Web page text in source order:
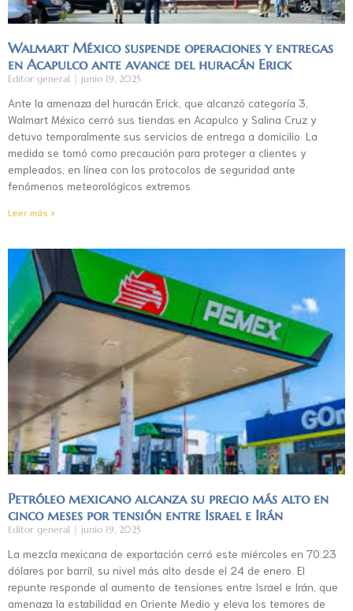
Walmart México suspende operaciones y entregas
en Acapulco ante avance del huracán Erick
Editor general junio 19, 2025
Ante la amenaza del huracán Erick, que alcanzó categoría 3,
Walmart México cerró sus tiendas en Acapulco y Salina Cruz y
detuvo temporalmente sus servicios de entrega a domicilio. La
medida se tomó como precaución para proteger a clientes y
empleados, en línea con los protocolos de seguridad ante
fenómenos meteorológicos extremos.
Leer más »
Petróleo mexicano alcanza su precio más alto en
cinco meses por tensión entre Israel e Irán
Editor general junio 19, 2025
La mezcla mexicana de exportación cerró este miércoles en 70.23
dólares por barril, su nivel más alto desde el 24 de enero. El
repunte responde al aumento de tensiones entre Israel e Irán, que
amenaza la estabilidad en Oriente Medio y eleva los temores de